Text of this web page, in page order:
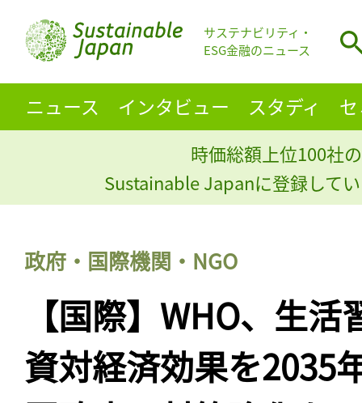
サステナビリティ・
ESG金融のニュース
ニュース インタビュー スタディ
時価総額上位100社
Sustainable Japanに登録して
政府・国際機関・NGO
【国際】WHO、生
資対経済効果を2035